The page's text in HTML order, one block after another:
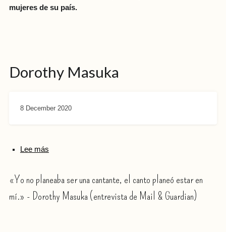
mujeres de su país.
Dorothy Masuka
8 December 2020
Lee más
«Yo no planeaba ser una cantante, el canto planeó estar en
mí.» - Dorothy Masuka (entrevista de Mail & Guardian)